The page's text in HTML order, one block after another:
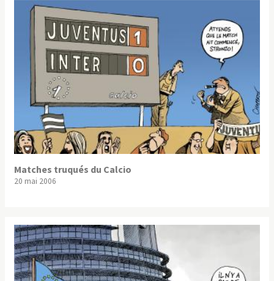
Matches truqués du Calcio
20 mai 2006